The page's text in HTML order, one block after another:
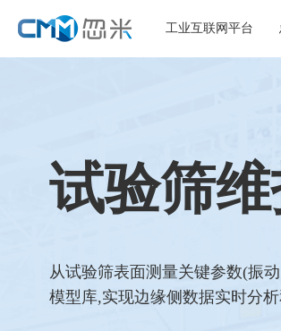
工业互联网平台
试验筛
从试验筛表面测量关键参数(振
模型库,实现边缘侧数据实时分